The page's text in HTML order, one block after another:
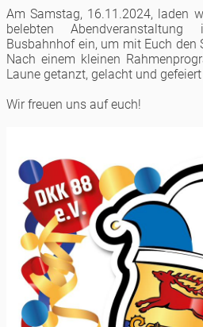
Am Samstag, 16.11.2024, laden
belebten
Busbahnhof ein, um mit Euch den
Nach einem kleinen
Laune getanzt, gelacht und gefeiert
Wir freuen uns auf euch!